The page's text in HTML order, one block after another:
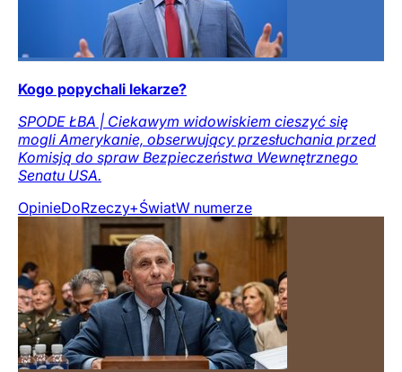
Kogo popychali lekarze?
SPODE ŁBA | Ciekawym widowiskiem cieszyć się
mogli Amerykanie, obserwujący przesłuchania przed
Komisją do spraw Bezpieczeństwa Wewnętrznego
Senatu USA.
OpinieDoRzeczy+ŚwiatW numerze